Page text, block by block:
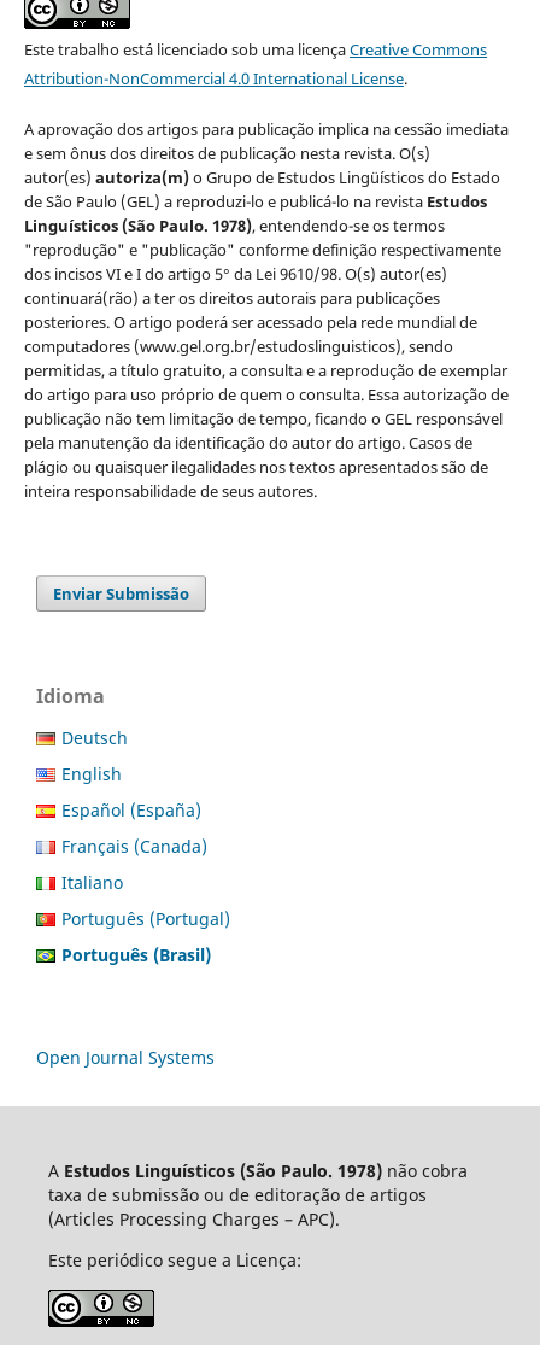
Este trabalho está licenciado sob uma licençaCreative Commons
Attribution-NonCommercial 4.0 International License.
A aprovação dos artigos para publicação implica na cessão imediata
e sem ônus dos direitos de publicação nesta revista. O(s)
autor(es) autoriza(m)o Grupo de Estudos Lingüísticos do Estado
de São Paulo (GEL) a reproduzi-lo e publicá-lo na revista Estudos
Linguísticos(São Paulo. 1978), entendendo-se os termos
"reprodução" e "publicação" conforme definição respectivamente
dos incisos VI e I do artigo 5° da Lei 9610/98. O(s) autor(es)
continuará(rão) a ter os direitos autorais para publicações
posteriores. O artigo poderá ser acessado pela rede mundial de
computadores (www.gel.org.br/estudoslinguisticos), sendo
permitidas, a título gratuito, a consulta e a reprodução de exemplar
do artigo para uso próprio de quem o consulta. Essa autorização de
publicação não tem limitação de tempo, ficando o GEL responsável
pela manutenção da identificação do autor do artigo. Casos de
plágio ou quaisquer ilegalidades nos textos apresentados são de
inteira responsabilidade de seus autores.
Enviar Submissão
Idioma
Deutsch
English
Español (España)
Français (Canada)
Italiano
Português (Portugal)
Português (Brasil)
Open Journal Systems
A Estudos Linguísticos (São Paulo. 1978)não cobra
taxa de submissão ou de editoração de artigos
(Articles Processing Charges – APC).
Este periódico segue a Licença: